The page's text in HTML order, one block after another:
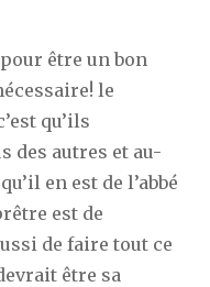
être un bon
le
qu’ils
des autres et au-
en est de l’abbé
est de
de faire tout ce
être sa